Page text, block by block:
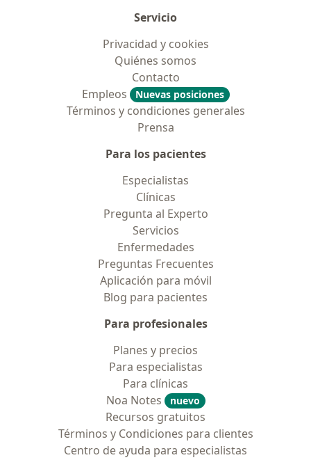
Servicio
Privacidad y cookies
Quiénes somos
Contacto
Empleos
Nuevas posiciones
Términos y condiciones generales
Prensa
Para los pacientes
Especialistas
Clínicas
Pregunta al Experto
Servicios
Enfermedades
Preguntas Frecuentes
Aplicación para móvil
Blog para pacientes
Para profesionales
Planes y precios
Para especialistas
Para clínicas
Noa Notes
nuevo
Recursos gratuitos
Términos y Condiciones para clientes
Centro de ayuda para especialistas